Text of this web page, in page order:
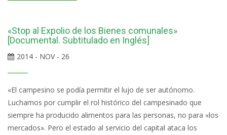
«Stop al Expolio de los Bienes comunales»
[Documental. Subtitulado en Inglés]
2014 - NOV - 26
«El campesino se podía permitir el lujo de ser autónomo.
Luchamos por cumplir el rol histórico del campesinado que
siempre ha producido alimentos para las personas, no para «los
mercados». Pero el estado al servicio del capital ataca los